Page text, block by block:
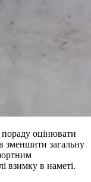
оцінювати
зменшити загальну
взимку в наметі.